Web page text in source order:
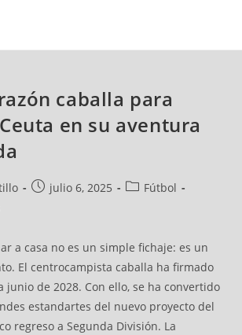
caballa para
en su aventura
julio 6, 2025
Fútbol
a casa no es un simple fichaje: es un
El centrocampista caballa ha firmado
junio de 2028. Con ello, se ha convertido
estandartes del nuevo proyecto del
regreso a Segunda División. La